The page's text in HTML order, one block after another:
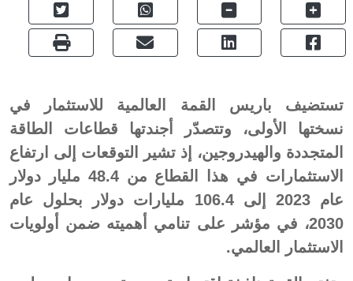
تستضيف باريس القمة العالمية للاستثمار في
نسختها الأولى، وتتصدّر أجندتها قطاعات الطاقة
المتجددة والهيدروجين، إذ تشير التوقعات إلى ارتفاع
الاستثمارات في هذا القطاع من 48.4 مليار دولار
عام 2023 إلى 106.4 مليارات دولار بحلول عام
2030، في مؤشر على تنامي أهميته ضمن أولويات
الاستثمار العالمي.